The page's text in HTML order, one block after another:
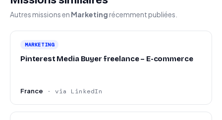
Confort en environnement full remote avec
échanges réguliers avec les équipes
Autres missions en Marketing récemment publiées.
MARKETING
Pinterest Media Buyer freelance – E-commerce
France · via LinkedIn